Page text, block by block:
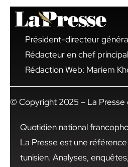
Président-directeur
Rédacteur en chef
Rédaction Web: Mariem
© Copyright 2025 – La Presse
Quotidien national
La Presse est une
tunisien. Analyses,